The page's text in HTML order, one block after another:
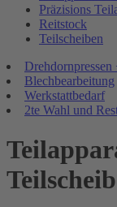
Präzisions
Reitstock
Teilscheiben
Drehdornpressen
Blechbearbeitung
Werkstattbedarf
2te Wahl und